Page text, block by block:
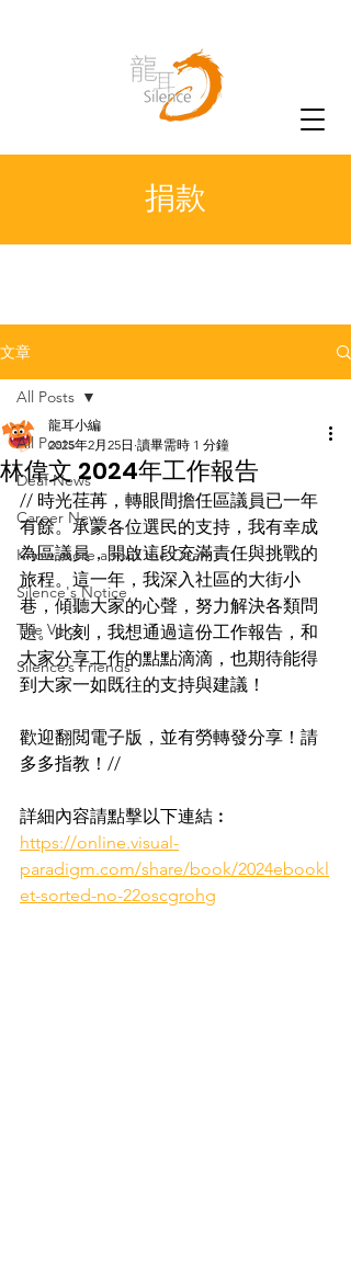
捐款
文章
All Posts
Deaf News
Career News
Know more about the Deaf
Silence's Notice
The Voice
Silence’s Friends
All Posts
林偉文 2024年工作報告
龍耳小編
2025年2月25日 讀畢需時 1 分鐘
// 時光荏苒，轉眼間擔任區議員已一年
有餘。承蒙各位選民的支持，我有幸成
為區議員，開啟這段充滿責任與挑戰的
旅程。這一年，我深入社區的大街小
巷，傾聽大家的心聲，努力解決各類問
題。此刻，我想通過這份工作報告，和
大家分享工作的點點滴滴，也期待能得
到大家一如既往的支持與建議！
歡迎翻閲電子版，並有勞轉發分享！請
多多指教！//
詳細內容請點擊以下連結︰
https://online.visual-
paradigm.com/share/book/2024ebookl
et-sorted-no-22oscgrohg